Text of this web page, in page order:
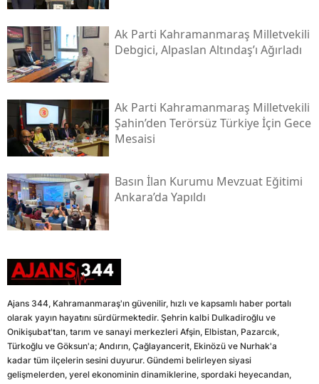
Ak Parti Kahramanmaraş Milletvekili
Debgici, Alpaslan Altındaş’ı Ağırladı
Ak Parti Kahramanmaraş Milletvekili
Şahin’den Terörsüz Türkiye İçin Gece
Mesaisi
Basın İlan Kurumu Mevzuat Eğitimi
Ankara’da Yapıldı
Ajans 344, Kahramanmaraş'ın güvenilir, hızlı ve kapsamlı haber portalı
olarak yayın hayatını sürdürmektedir. Şehrin kalbi Dulkadiroğlu ve
Onikişubat'tan, tarım ve sanayi merkezleri Afşin, Elbistan, Pazarcık,
Türkoğlu ve Göksun'a; Andırın, Çağlayancerit, Ekinözü ve Nurhak'a
kadar tüm ilçelerin sesini duyurur. Gündemi belirleyen siyasi
gelişmelerden, yerel ekonominin dinamiklerine, spordaki heyecandan,